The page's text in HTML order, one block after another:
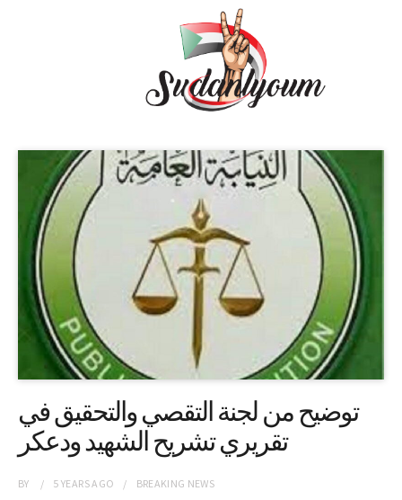
توضيح من لجنة التقصي والتحقيق في
تقريري تشريح الشهيد ودعكر
BY 5 YEARSAGO BREAKING NEWS